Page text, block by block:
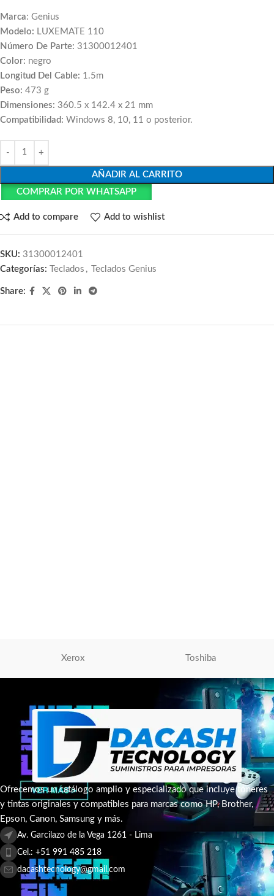
Marca: Genius
Modelo: LUXEMATE 110
Número De Parte: 31300012401
Color: negro
Longitud Del Cable: 1.5m
Peso: 473 g
Dimensiones: 360.5 x 142.4 x 21 mm
Compatibilidad: Windows 8, 10, 11 o posterior.
AÑADIR AL CARRITO
COMPRAR POR WHATSAPP
Add to compare Add to wishlist
SKU: 31300012401
Categorías:
Teclados , Teclados Genius
Share:
Xerox Toshiba
Ofrecemos un catálogo amplio y especializado que incluye tóneres
y tintas originales y compatibles para marcas como HP, Brother,
Epson, Canon, Samsung y más.
Av. Garcilazo de la Vega 1261 - Lima
Cel.: +51 991 485 218
dacashtecnology@gmail.com